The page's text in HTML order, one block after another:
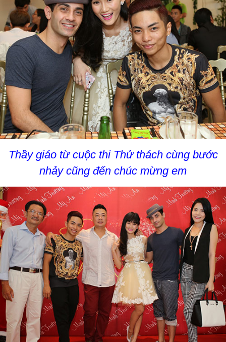
Thầy giáo từ cuộc thi Thử thách cùng bước
nhảy cũng đến chúc mừng em